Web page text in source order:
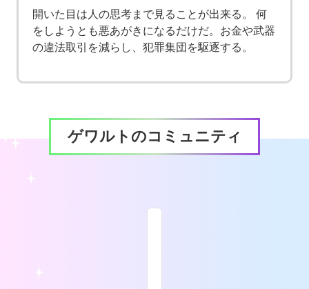
開いた目は人の思考まで見ることが出来る。 何
をしようとも悪あがきになるだけだ。お金や武器
の違法取引を減らし、犯罪集団を駆逐する。
ゲワルトのコミュニティ